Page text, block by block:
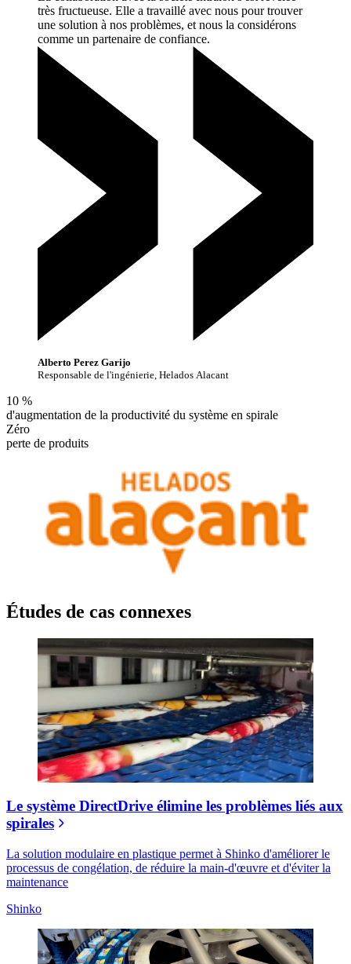
très fructueuse. Elle a travaillé avec nous pour trouver
une solution à nos problèmes, et nous la considérons
comme un partenaire de confiance.
Alberto Perez Garijo
Responsable de l'ingénierie, Helados Alacant
10 %
d'augmentation de la productivité du système en spirale
Zéro
perte de produits
Études de cas connexes
Le système DirectDrive élimine les problèmes liés aux
spirales
La solution modulaire en plastique permet à Shinko d'améliorer le
processus de congélation, de réduire la main-d'œuvre et d'éviter la
maintenance
Shinko